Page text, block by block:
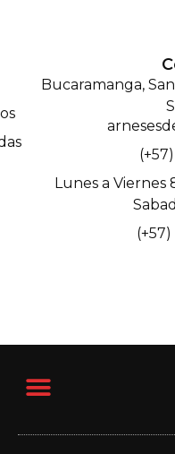
Bucaramanga,
Lunes a Viernes